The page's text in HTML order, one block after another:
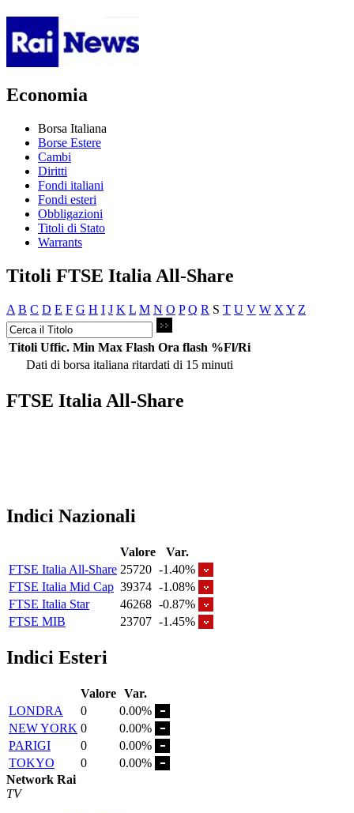
Economia
Borsa Italiana
Borse Estere
Cambi
Diritti
Fondi italiani
Fondi esteri
Obbligazioni
Titoli di Stato
Warrants
Titoli FTSE Italia All-Share
A B C D E F G H I J K L M N O P Q R S T U V W X Y Z
Titoli Uffic. Min Max Flash Ora flash %Fl/Ri
Dati di borsa italiana ritardati di 15 minuti
FTSE Italia All-Share
Indici Nazionali
Valore
Var.
FTSE Italia All-Share 25720 -1.40%
FTSE Italia Mid Cap 39374 -1.08%
FTSE Italia Star
46268 -0.87%
FTSE MIB
23707 -1.45%
Indici Esteri
Valore Var.
LONDRA
0
0.00%
NEW YORK 0
0.00%
PARIGI
0
0.00%
TOKYO
0
0.00%
Network Rai
TV